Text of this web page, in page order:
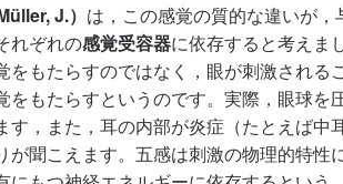
J.） は，この感覚の質的な違いが，
れぞれの感覚受容器に依存すると考えま
をもたらすのではなく，眼が刺激される
もたらすというのです。実際，眼球を
す，また，耳の内部が炎症（たとえば中
が聞こえます。五感は刺激の物理的特性